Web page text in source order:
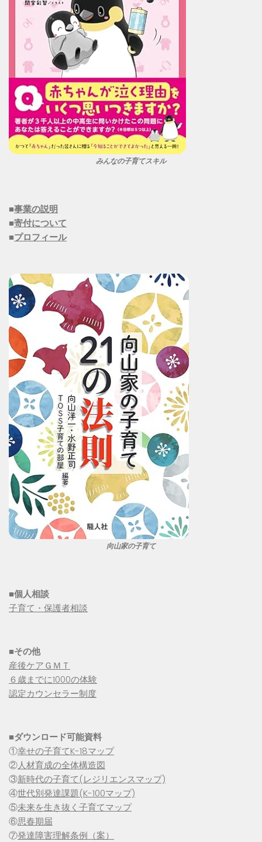
みんなの子育てスキル
■事業の説明
■寄付について
■プロフィール
向山家の子育て
■個人相談
子育て・保護者相談
■その他
産後ケアＧＭＴ
６歳までに1000の体験
認定カウンセラー制度
■ダウンロード可能資料
①幸せの子育てK-18マップ
②人材育成の全体構造図
③新時代の子育て(レジリエンスマップ)
④世代別発達課題(K-100マップ)
⑤未来を生き抜く子育てマップ
⑥思春期届
⑦発達障害理解条例（案）